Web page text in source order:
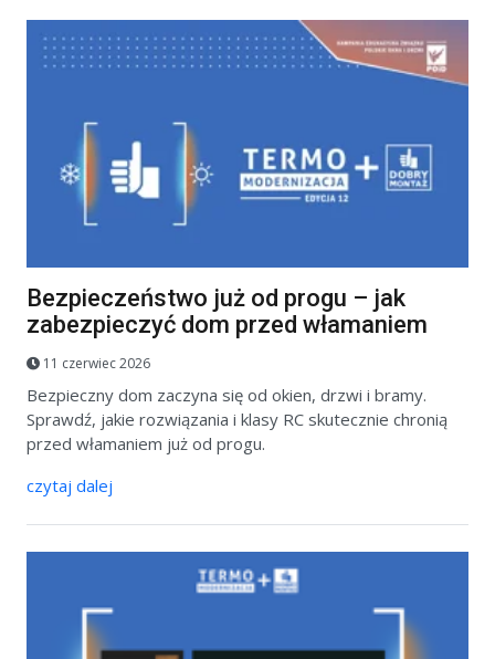
Bezpieczeństwo już od progu – jak
zabezpieczyć dom przed włamaniem
11 czerwiec 2026
Bezpieczny dom zaczyna się od okien, drzwi i bramy.
Sprawdź, jakie rozwiązania i klasy RC skutecznie chronią
przed włamaniem już od progu.
czytaj dalej